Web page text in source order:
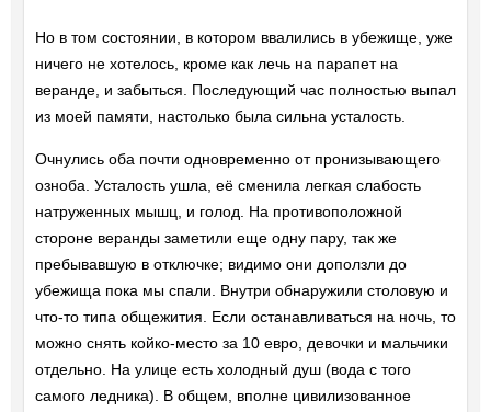
Но в том состоянии, в котором ввалились в убежище, уже
ничего не хотелось, кроме как лечь на парапет на
веранде, и забыться. Последующий час полностью выпал
из моей памяти, настолько была сильна усталость.
Очнулись оба почти одновременно от пронизывающего
озноба. Усталость ушла, её сменила легкая слабость
натруженных мышц, и голод. На противоположной
стороне веранды заметили еще одну пару, так же
пребывавшую в отключке; видимо они доползли до
убежища пока мы спали. Внутри обнаружили столовую и
что-то типа общежития. Если останавливаться на ночь, то
можно снять койко-место за 10 евро, девочки и мальчики
отдельно. На улице есть холодный душ (вода с того
самого ледника). В общем, вполне цивилизованное